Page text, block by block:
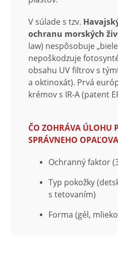
V súlade s tzv.
ochranu morských
law) nespôsobuje
nepoškodzuje
obsahu UV filtrov s
a oktinoxát). Prvá
krémov s IR-A (patent
ČO ZOHRÁVA ÚLOHU
SPRÁVNEHO
Ochranný faktor
Typ pokožky
s tetovaním)
Forma (gél,